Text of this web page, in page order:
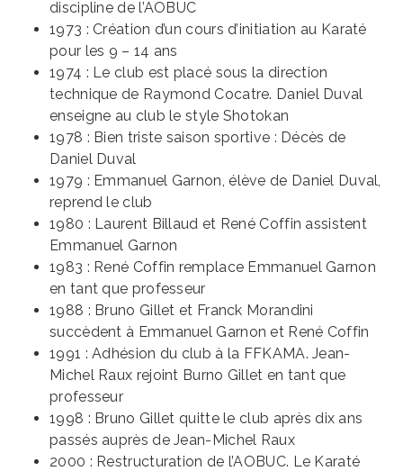
discipline de l’AOBUC
1973 : Création d’un cours d’initiation au Karaté
pour les 9 – 14 ans
1974 : Le club est placé sous la direction
technique de Raymond Cocatre. Daniel Duval
enseigne au club le style Shotokan
1978 : Bien triste saison sportive : Décès de
Daniel Duval
1979 : Emmanuel Garnon, élève de Daniel Duval,
reprend le club
1980 : Laurent Billaud et René Coffin assistent
Emmanuel Garnon
1983 : René Coffin remplace Emmanuel Garnon
en tant que professeur
1988 : Bruno Gillet et Franck Morandini
succèdent à Emmanuel Garnon et René Coffin
1991 : Adhésion du club à la FFKAMA. Jean-
Michel Raux rejoint Burno Gillet en tant que
professeur
1998 : Bruno Gillet quitte le club après dix ans
passés auprès de Jean-Michel Raux
2000 : Restructuration de l’AOBUC. Le Karaté